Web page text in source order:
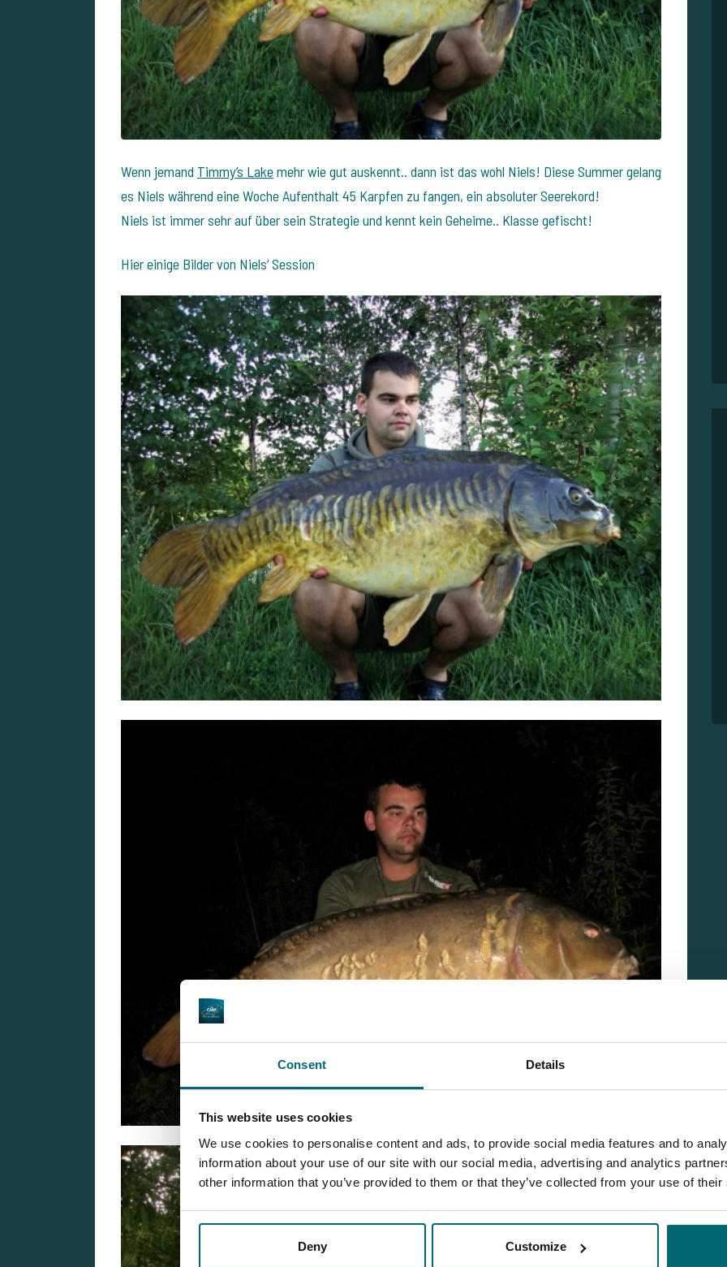
Consent Details
This website uses cookies
We use cookies to personalise content and ads, to provide social media features and to
information about your use of our site with our social media, advertising and analytics
other information that you’ve provided to them or that they’ve collected from your use of
Deny Customize
Wenn jemand Timmy’s Lakemehr wie gut auskennt.. dann ist das wohl Niels! Diese Summer gelang
es Niels während eine Woche Aufenthalt 45 Karpfen zu fangen, ein absoluter Seerekord!
Niels ist immer sehr auf über sein Strategie und kennt kein Geheime.. Klasse gefischt!
Hier einige Bilder von Niels‘ Session